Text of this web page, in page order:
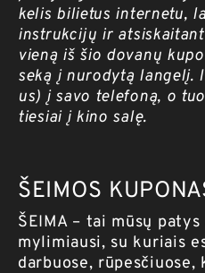
kelis bilietus internetu,
instrukcijų ir
vieną iš šio dovanų
seką į nurodytą langelį.
us) į savo telefoną, o
tiesiai į kino salę.
ŠEIMOS
ŠEIMA – tai mūsų
mylimiausi, su kuriais
darbuose, rūpesčiuose,